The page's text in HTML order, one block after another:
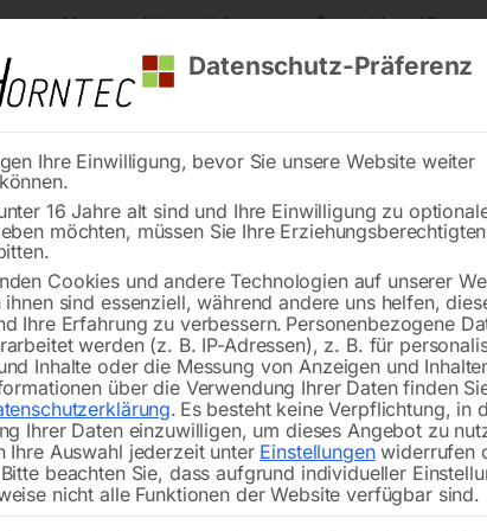
Markenqualität Lieferung nach Österreich und
Impuls-Multifunktions-Schweissanlage WELBEE
🔍
Impuls-
Verfügbarkeit:Nicht vorrätig
Datenschutz-Präferenz
Ihre Einwilligung, bevor Sie unsere Website weiter
16 Jahre alt sind und Ihre Einwilligung zu
möchten, müssen Sie Ihre
Cookies und andere Technologien auf unserer
ihnen sind essenziell, während andere uns helfen,
Ihre Erfahrung zu verbessern. Personenbezogene
werden (z. B. IP-Adressen), z. B. für
Inhalte oder die Messung von Anzeigen und
über die Verwendung Ihrer Daten finden
. Es besteht keine Verpflichtung, in
Ihrer Daten einzuwilligen, um dieses Angebot zu
Ihre Auswahl jederzeit unter Einstellungenwiderrufen
Bitte beachten Sie, dass aufgrund individueller
nicht alle Funktionen der Website verfügbar sind.